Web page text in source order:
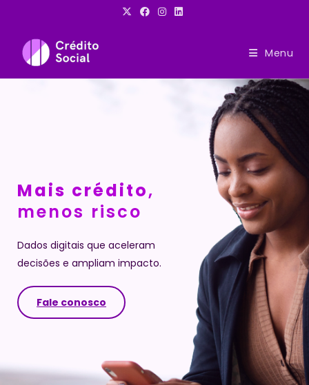
conteúdo
Menu
Mais crédito,
menos risco
Dados digitais que aceleram
decisões e ampliam impacto.
Fale conosco